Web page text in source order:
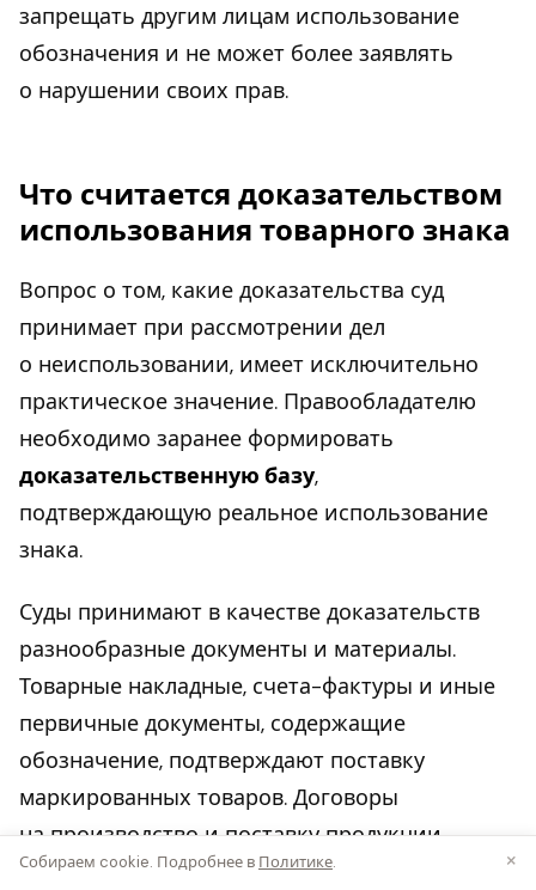
запрещать другим лицам использование
обозначения и не может более заявлять
о нарушении своих прав.
Что считается доказательством
использования товарного знака
Вопрос о том, какие доказательства суд
принимает при рассмотрении дел
о неиспользовании, имеет исключительно
практическое значение. Правообладателю
необходимо заранее формировать
доказательственную базу,
подтверждающую реальное использование
знака.
Суды принимают в качестве доказательств
разнообразные документы и материалы.
Товарные накладные, счета-фактуры и иные
первичные документы, содержащие
обозначение, подтверждают поставку
маркированных товаров. Договоры
на производство и поставку продукции
с указанием товарного знака
×
Собираем cookie. Подробнее в Политике.